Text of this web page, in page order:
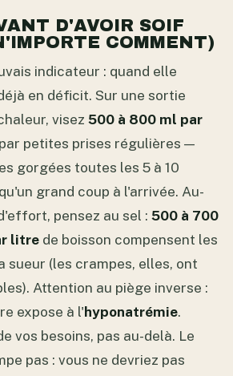
D'AVOIR SOIF
COMMENT)
indicateur : quand elle
en déficit. Sur une sortie
visez 500 à 800 ml par
petites prises régulières —
gorgées toutes les 5 à 10
grand coup à l'arrivée. Au-
pensez au sel : 500 à 700
litre de boisson compensent les
sueur (les crampes, elles, ont
Attention au piège inverse :
expose à l'hyponatrémie.
vos besoins, pas au-delà. Le
pas : vous ne devriez pas